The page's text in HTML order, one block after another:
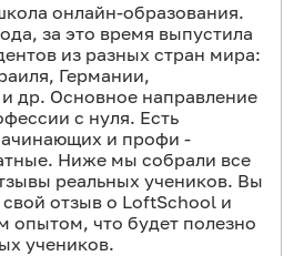
онлайн-образования.
за это время выпустила
из разных стран мира:
Германии,
др. Основное направление
с нуля. Есть
и профи -
Ниже мы собрали все
реальных учеников. Вы
отзыв о LoftSchool и
опытом, что будет полезно
учеников.